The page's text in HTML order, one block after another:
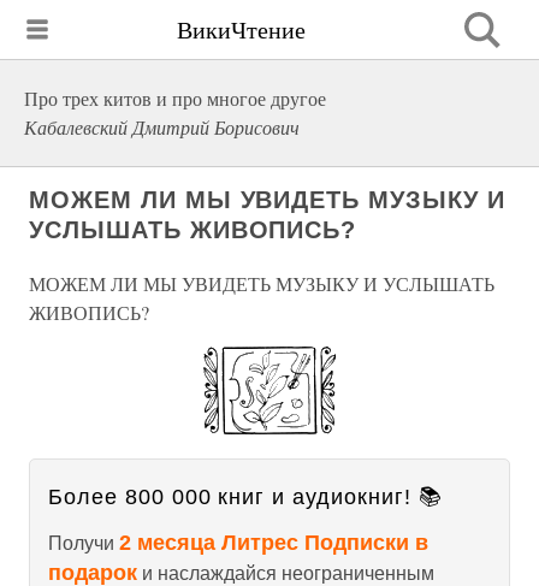
ВикиЧтение
Про трех китов и про многое другое
Кабалевский Дмитрий Борисович
МОЖЕМ ЛИ МЫ УВИДЕТЬ МУЗЫКУ И
УСЛЫШАТЬ ЖИВОПИСЬ?
МОЖЕМ ЛИ МЫ УВИДЕТЬ МУЗЫКУ И УСЛЫШАТЬ
ЖИВОПИСЬ?
Более 800 000 книг и аудиокниг! 📚
Получи 2 месяца Литрес Подписки в
подарок и наслаждайся неограниченным